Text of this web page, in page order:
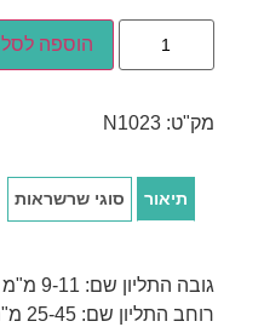
הוספה לסל
מק"ט:N1023
תיאור סוגי שרשראות
גובה התליון שם: 9-11 מ"מ
רוחב התליון שם: 25-45 מ"מ